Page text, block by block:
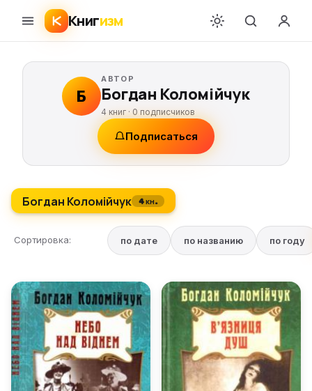
Книгизм
Б
АВТОР
Богдан Коломійчук
4 книг · 0 подписчиков
Подписаться
Богдан Коломійчук 4 кн.
Сортировка: по дате по названию по году